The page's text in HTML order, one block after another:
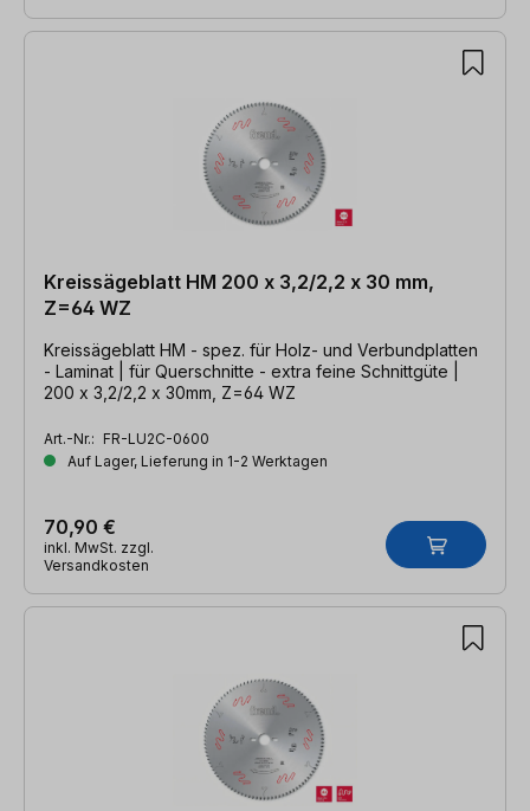
Kreissägeblatt HM 200 x 3,2/2,2 x 30 mm,
Z=64 WZ
Kreissägeblatt HM - spez. für Holz- und Verbundplatten
- Laminat | für Querschnitte - extra feine Schnittgüte |
200 x 3,2/2,2 x 30mm, Z=64 WZ
Art.-Nr.: FR-LU2C-0600
Auf Lager, Lieferung in 1-2 Werktagen
70,90 €
inkl. MwSt. zzgl.
Versandkosten